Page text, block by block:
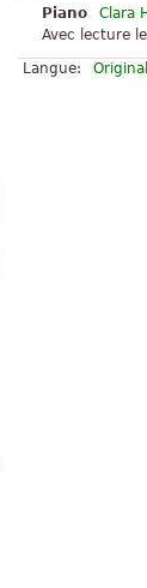
Piano
Clara
Avec lecture
Langue:
Original